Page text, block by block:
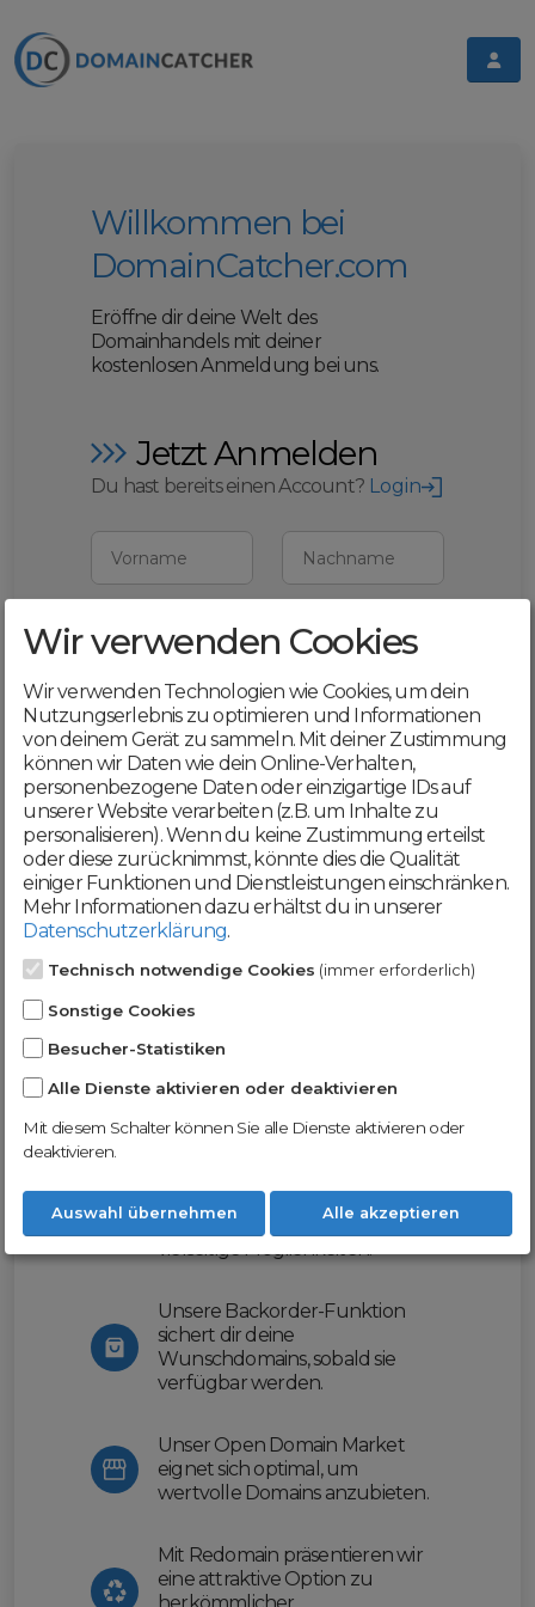
Willkommen bei
DomainCatcher.com
Eröffne dir deine Welt des
Domainhandels mit deiner
kostenlosen Anmeldung bei uns.
Jetzt Anmelden
Du hast bereits einen Account? Login
Vorname Nachname
E-Mail
Mit deiner Registrierung bestätigst du,
dass du dieAGBund
Datenschutzerklärung akzeptierst
Weiter
Werde jetzt Teil der
DomainCatcher-
Community!
Nutze unsere Erfahrung und profitiere
erleichtern wir dir den
Domainhandel und bieten dir
vielseitige Möglichkeiten.
Unsere Backorder-Funktion
sichert dir deine
Wunschdomains, sobald sie
verfügbar werden.
Unser Open Domain Market
eignet sich optimal, um
wertvolle Domains anzubieten.
Mit Redomain präsentieren wir
eine attraktive Option zu
Wir verwenden Cookies
Wir verwenden Technologien wie Cookies, um dein
Nutzungserlebnis zu optimieren und Informationen
von deinem Gerät zu sammeln. Mit deiner Zustimmung
können wir Daten wie dein Online-Verhalten,
personenbezogene Daten oder einzigartige IDs auf
unserer Website verarbeiten (z.B. um Inhalte zu
personalisieren). Wenn du keine Zustimmung erteilst
oder diese zurücknimmst, könnte dies die Qualität
einiger Funktionen und Dienstleistungen einschränken.
Mehr Informationen dazu erhältst du in unserer
Datenschutzerklärung.
Technisch notwendige Cookies (immer erforderlich)
Sonstige Cookies
Besucher-Statistiken
Alle Dienste aktivieren oder deaktivieren
Mit diesem Schalter können Sie alle Dienste aktivieren oder
deaktivieren.
Auswahl übernehmen Alle akzeptieren